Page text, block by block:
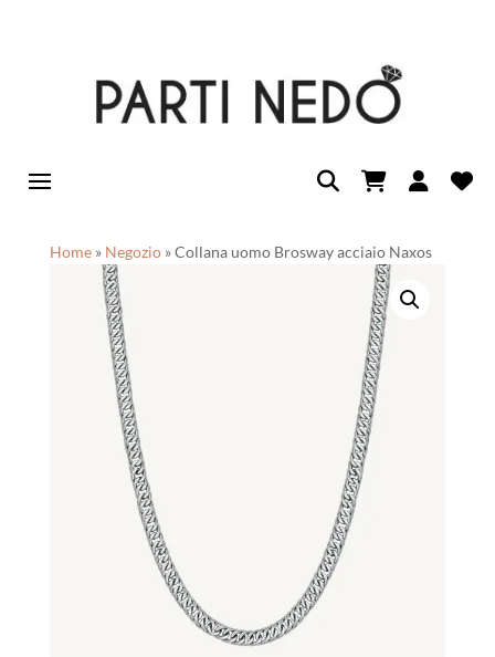
Home» Negozio»Collana uomo Brosway acciaio Naxos